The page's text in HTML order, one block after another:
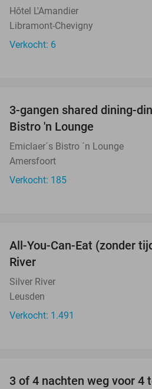
Hôtel L'Amandier
Libramont-Chevigny
Verkocht: 6
3-gangen shared dining-
Bistro 'n Lounge
Emiclaer´s Bistro ´n Lounge
Amersfoort
Verkocht: 185
All-You-Can-Eat (zonder
River
Silver River
Leusden
Verkocht: 1.491
3 of 4 nachten weg voor 4